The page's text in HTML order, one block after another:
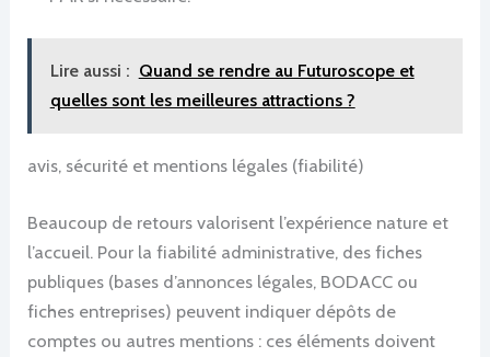
Lire aussi : Quand se rendre au Futuroscope et
quelles sont les meilleures attractions ?
avis, sécurité et mentions légales (fiabilité)
Beaucoup de retours valorisent l’expérience nature et
l’accueil. Pour la fiabilité administrative, des fiches
publiques (bases d’annonces légales, BODACC ou
fiches entreprises) peuvent indiquer dépôts de
comptes ou autres mentions : ces éléments doivent